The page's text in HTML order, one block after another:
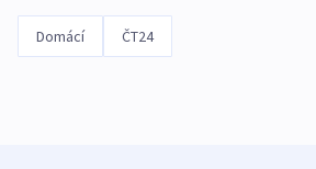
Domácí ČT24